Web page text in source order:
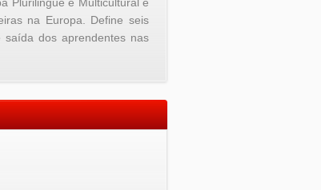
na Europa. Define seis
dos aprendentes nas